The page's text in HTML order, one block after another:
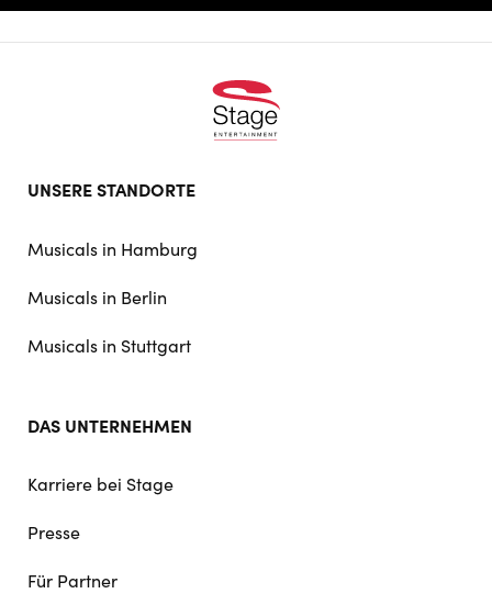
UNSERE STANDORTE
Musicals in Hamburg
Musicals in Berlin
Musicals in Stuttgart
DAS UNTERNEHMEN
Karriere bei Stage
Presse
Für Partner